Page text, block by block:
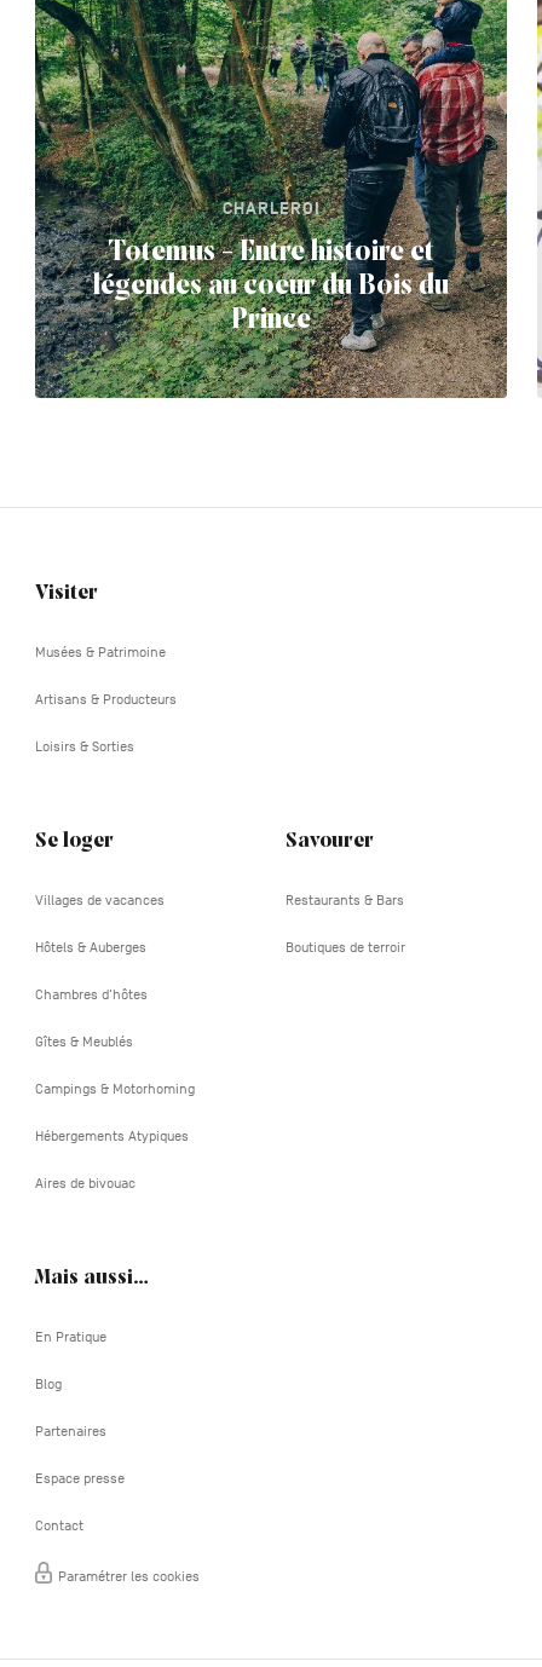
CHARLEROI
Totemus - Entre histoire et
légendes au coeur du Bois du
Prince
Navigation
Visiter
Musées & Patrimoine
Artisans & Producteurs
Loisirs & Sorties
Se loger
Villages de vacances
Hôtels & Auberges
Chambres d'hôtes
Gîtes & Meublés
Campings & Motorhoming
Hébergements Atypiques
Aires de bivouac
Savourer
Restaurants & Bars
Boutiques de terroir
Mais aussi…
En Pratique
Blog
Partenaires
Espace presse
Contact
Paramétrer les cookies